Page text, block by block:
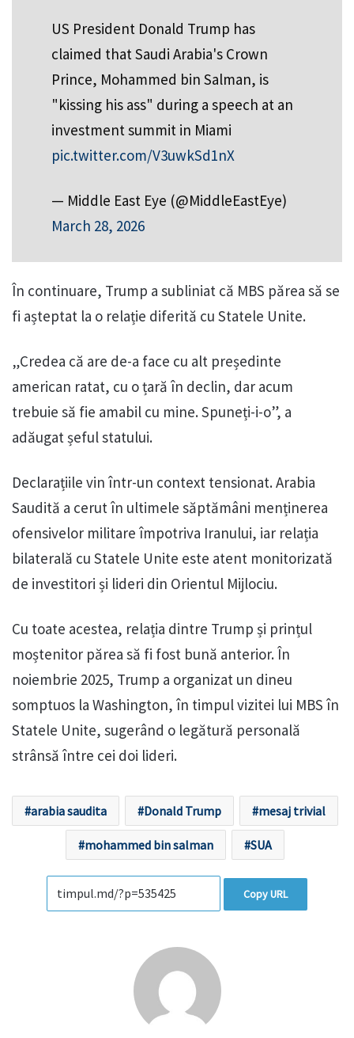
US President Donald Trump has
claimed that Saudi Arabia's Crown
Prince, Mohammed bin Salman, is
"kissing his ass" during a speech at an
investment summit in Miami
pic.twitter.com/V3uwkSd1nX
— Middle East Eye (@MiddleEastEye)
March 28, 2026
În continuare, Trump a subliniat că MBS părea să se
fi așteptat la o relație diferită cu Statele Unite.
„Credea că are de-a face cu alt președinte
american ratat, cu o țară în declin, dar acum
trebuie să fie amabil cu mine. Spuneți-i-o”, a
adăugat șeful statului.
Declarațiile vin într-un context tensionat. Arabia
Saudită a cerut în ultimele săptămâni menținerea
ofensivelor militare împotriva Iranului, iar relația
bilaterală cu Statele Unite este atent monitorizată
de investitori și lideri din Orientul Mijlociu.
Cu toate acestea, relația dintre Trump și prințul
moștenitor părea să fi fost bună anterior. În
noiembrie 2025, Trump a organizat un dineu
somptuos la Washington, în timpul vizitei lui MBS în
Statele Unite, sugerând o legătură personală
strânsă între cei doi lideri.
arabia saudita Donald Trump mesaj trivial
mohammed bin salman SUA
Copy URL